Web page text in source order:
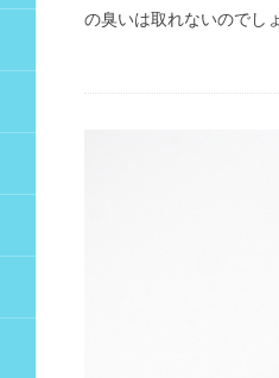
の臭いは取れないのでし